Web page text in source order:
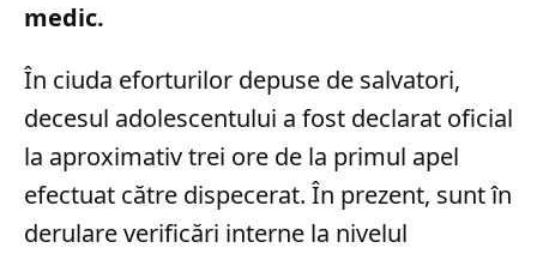
medic.
În ciuda eforturilor depuse de salvatori,
decesul adolescentului a fost declarat oficial
la aproximativ trei ore de la primul apel
efectuat către dispecerat. În prezent, sunt în
derulare verificări interne la nivelul